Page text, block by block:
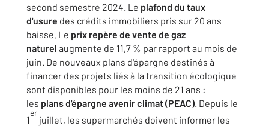
second semestre 2024. Le plafond du taux
d'usure des crédits immobiliers pris sur 20 ans
baisse. Le prix repère de vente de gaz
naturel augmente de 11,7 % par rapport au mois de
juin. De nouveaux plans d'épargne destinés à
financer des projets liés à la transition écologique
sont disponibles pour les moins de 21 ans :
les plans d'épargne avenir climat (PEAC) . Depuis le
1
er
juillet, les supermarchés doivent informer les